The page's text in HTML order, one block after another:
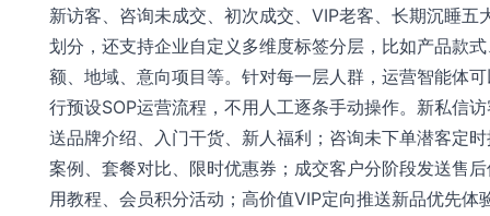
新访客、咨询未成交、初次成交、VIP老客、长期沉睡五
划分，还支持企业自定义多维度标签分层，比如产品款
额、地域、意向项目等。针对每一层人群，运营智能体
行预设SOP运营流程，不用人工逐条手动操作。新私信
送品牌介绍、入门干货、新人福利；咨询未下单潜客定
案例、套餐对比、限时优惠券；成交客户分阶段发送售
用教程、会员积分活动；高价值VIP定向推送新品优先体